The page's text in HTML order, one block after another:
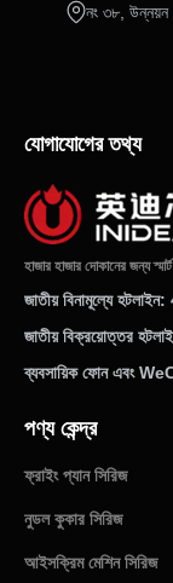
নং ৩৮, উন্নয়ন
যোগাযোগের তথ্য
হাজার হাজার দোকানের জন্য
জাতীয় বিনামূল্যে
জাতীয় বিক্রয়োত্তর
ব্যবসায়িক ফোন এবং
পণ্য কেন্দ্র
ফ্রাইং প্যান সিরিজ
নুডল কুকার সিরিজ
আইসক্রিম মেশিন সিরিজ